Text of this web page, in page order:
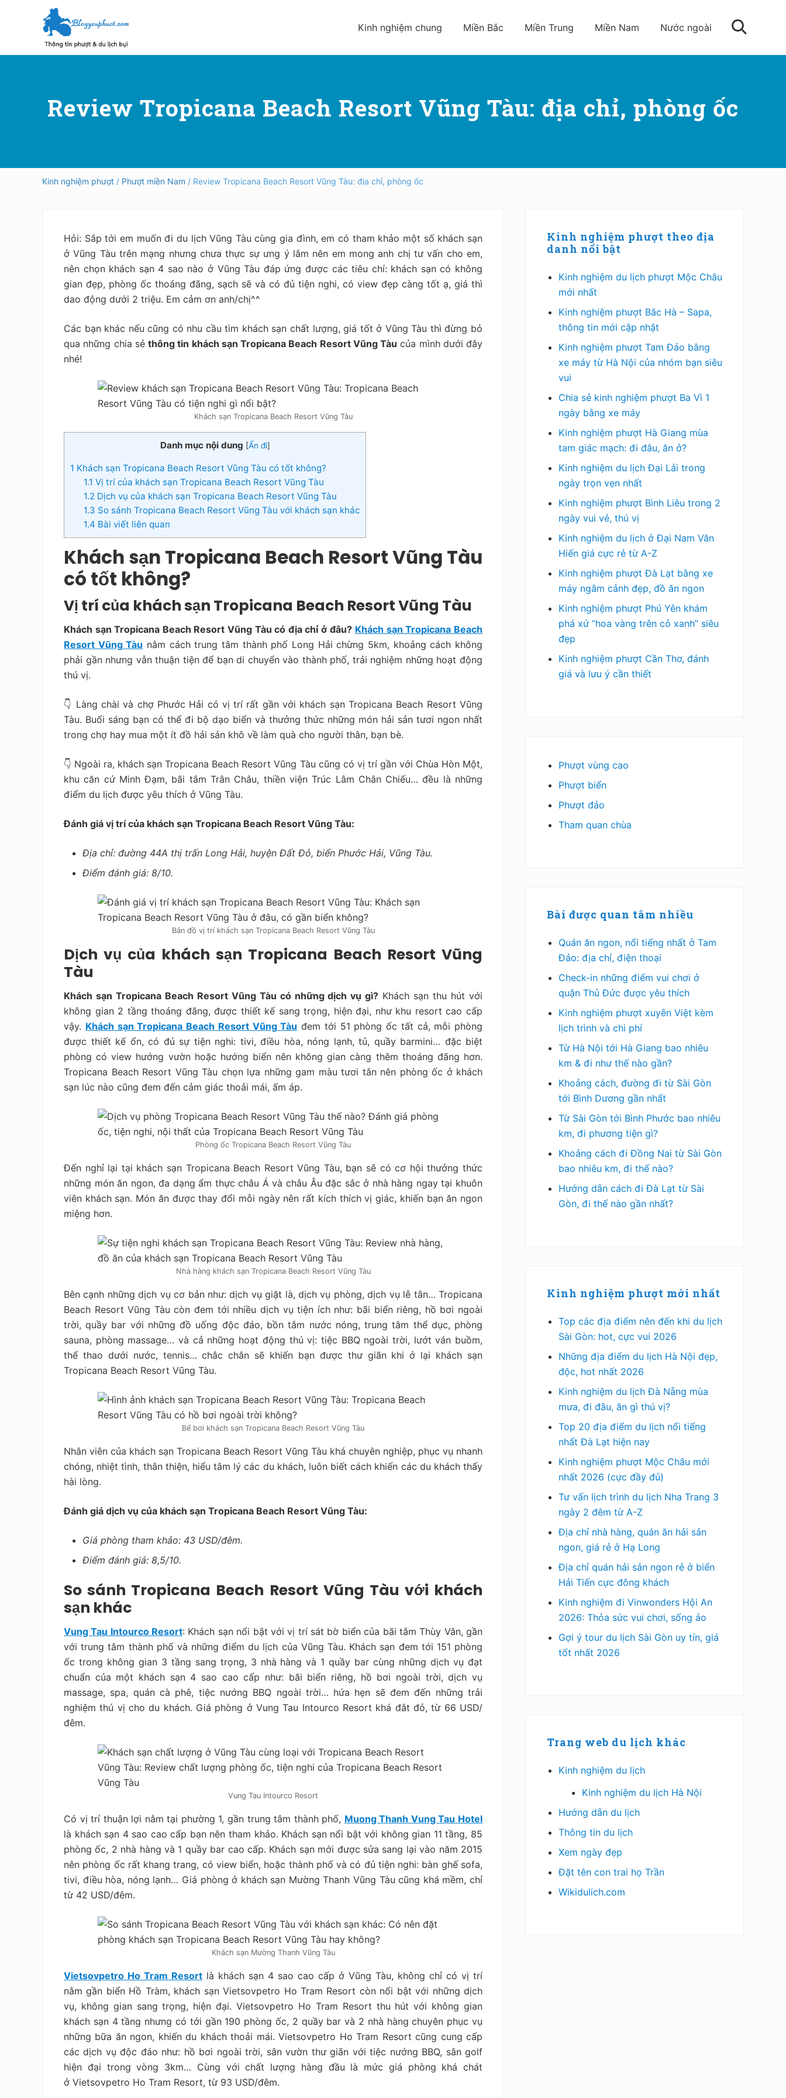
header
content
sidebarHướng
lịch
ngoài
nước
nghiệm,
Kinh nghiệm chung Miền Bắc Miền Trung Miền Nam Nước ngoài
Tìm
Review Tropicana Beach Resort Vũng Tàu: địa chỉ, phòng ốc
Kinh nghiệm phượt / Phượt miền Nam / Review Tropicana Beach Resort Vũng Tàu: địa chỉ, phòng ốc
Hỏi: Sắp tới em muốn đi du lịch Vũng Tàu cùng gia đình, em có tham khảo một số khách sạn
ở Vũng Tàu trên mạng nhưng chưa thực sự ưng ý lắm nên em mong anh chị tư vấn cho em,
nên chọn khách sạn 4 sao nào ở Vũng Tàu đáp ứng được các tiêu chí: khách sạn có không
gian đẹp, phòng ốc thoáng đãng, sạch sẽ và có đủ tiện nghi, có view đẹp càng tốt ạ, giá thì
dao động dưới 2 triệu. Em cảm ơn anh/chị^^
Các bạn khác nếu cũng có nhu cầu tìm khách sạn chất lượng, giá tốt ở Vũng Tàu thì đừng bỏ
qua những chia sẻ thông tin khách sạn Tropicana Beach Resort Vũng Tàu của mình dưới đây
nhé!
Khách sạn Tropicana Beach Resort Vũng Tàu
Danh mục nội dung [Ẩn đi]
1 Khách sạn Tropicana Beach Resort Vũng Tàu có tốt không?
1.1 Vị trí của khách sạn Tropicana Beach Resort Vũng Tàu
1.2 Dịch vụ của khách sạn Tropicana Beach Resort Vũng Tàu
1.3 So sánh Tropicana Beach Resort Vũng Tàu với khách sạn khác
1.4 Bài viết liên quan
Khách sạn Tropicana Beach Resort Vũng Tàu
có tốt không?
Vị trí của khách sạn Tropicana Beach Resort Vũng Tàu
Khách sạn Tropicana Beach Resort Vũng Tàu có địa chỉ ở đâu? Khách sạn Tropicana Beach
Resort Vũng Tàu nằm cách trung tâm thành phố Long Hải chừng 5km, khoảng cách không
phải gần nhưng vẫn thuận tiện để bạn di chuyển vào thành phố, trải nghiệm những hoạt động
thú vị.
👇 Làng chài và chợ Phước Hải có vị trí rất gần với khách sạn Tropicana Beach Resort Vũng
Tàu. Buổi sáng bạn có thể đi bộ dạo biển và thưởng thức những món hải sản tươi ngon nhất
trong chợ hay mua một ít đồ hải sản khô về làm quà cho người thân, bạn bè.
👇 Ngoài ra, khách sạn Tropicana Beach Resort Vũng Tàu cũng có vị trí gần với Chùa Hòn Một,
khu căn cứ Minh Đạm, bãi tắm Trân Châu, thiền viện Trúc Lâm Chân Chiếu… đều là những
điểm du lịch được yêu thích ở Vũng Tàu.
Đánh giá vị trí của khách sạn Tropicana Beach Resort Vũng Tàu:
Địa chỉ: đường 44A thị trấn Long Hải, huyện Đất Đỏ, biển Phước Hải, Vũng Tàu.
Điểm đánh giá: 8/10.
Bản đồ vị trí khách sạn Tropicana Beach Resort Vũng Tàu
Dịch vụ của khách sạn Tropicana Beach Resort Vũng
Tàu
Khách sạn Tropicana Beach Resort Vũng Tàu có những dịch vụ gì? Khách sạn thu hút với
không gian 2 tầng thoáng đãng, được thiết kế sang trọng, hiện đại, như khu resort cao cấp
vậy. Khách sạn Tropicana Beach Resort Vũng Tàu đem tới 51 phòng ốc tất cả, mỗi phòng
được thiết kế ổn, có đủ sự tiện nghi: tivi, điều hòa, nóng lạnh, tủ, quầy barmini… đặc biệt
phòng có view hướng vườn hoặc hướng biển nên không gian càng thêm thoáng đãng hơn.
Tropicana Beach Resort Vũng Tàu chọn lựa những gam màu tươi tắn nên phòng ốc ở khách
sạn lúc nào cũng đem đến cảm giác thoải mái, ấm áp.
Phòng ốc Tropicana Beach Resort Vũng Tàu
Đến nghỉ lại tại khách sạn Tropicana Beach Resort Vũng Tàu, bạn sẽ có cơ hội thưởng thức
những món ăn ngon, đa dạng ẩm thực châu Á và châu Âu đặc sắc ở nhà hàng ngay tại khuôn
viên khách sạn. Món ăn được thay đổi mỗi ngày nên rất kích thích vị giác, khiến bạn ăn ngon
miệng hơn.
Nhà hàng khách sạn Tropicana Beach Resort Vũng Tàu
Bên cạnh những dịch vụ cơ bản như: dịch vụ giặt là, dịch vụ phòng, dịch vụ lễ tân… Tropicana
Beach Resort Vũng Tàu còn đem tới nhiều dịch vụ tiện ích như: bãi biển riêng, hồ bơi ngoài
trời, quầy bar với những đồ uống độc đáo, bồn tắm nước nóng, trung tâm thể dục, phòng
sauna, phòng massage… và cả những hoạt động thú vị: tiệc BBQ ngoài trời, lướt ván buồm,
thể thao dưới nước, tennis… chắc chắn sẽ khiến bạn được thư giãn khi ở lại khách sạn
Tropicana Beach Resort Vũng Tàu.
Bể bơi khách sạn Tropicana Beach Resort Vũng Tàu
Nhân viên của khách sạn Tropicana Beach Resort Vũng Tàu khá chuyên nghiệp, phục vụ nhanh
chóng, nhiệt tình, thân thiện, hiểu tâm lý các du khách, luôn biết cách khiến các du khách thấy
hài lòng.
Đánh giá dịch vụ của khách sạn Tropicana Beach Resort Vũng Tàu:
Giá phòng tham khảo: 43 USD/đêm.
Điểm đánh giá: 8,5/10.
So sánh Tropicana Beach Resort Vũng Tàu với khách
sạn khác
Vung Tau Intourco Resort: Khách sạn nổi bật với vị trí sát bờ biển của bãi tắm Thùy Vân, gần
với trung tâm thành phố và những điểm du lịch của Vũng Tàu. Khách sạn đem tới 151 phòng
ốc trong không gian 3 tầng sang trọng, 3 nhà hàng và 1 quầy bar cùng những dịch vụ đạt
chuẩn của một khách sạn 4 sao cao cấp như: bãi biển riêng, hồ bơi ngoài trời, dịch vụ
massage, spa, quán cà phê, tiệc nướng BBQ ngoài trời… hứa hẹn sẽ đem đến những trải
nghiệm thú vị cho du khách. Giá phòng ở Vung Tau Intourco Resort khá đắt đỏ, từ 66 USD/
đêm.
Vung Tau Intourco Resort
Có vị trí thuận lợi nằm tại phường 1, gần trung tâm thành phố, Muong Thanh Vung Tau Hotel
là khách sạn 4 sao cao cấp bạn nên tham khảo. Khách sạn nổi bật với không gian 11 tầng, 85
phòng ốc, 2 nhà hàng và 1 quầy bar cao cấp. Khách sạn mới được sửa sang lại vào năm 2015
nên phòng ốc rất khang trang, có view biển, hoặc thành phố và có đủ tiện nghi: bàn ghế sofa,
tivi, điều hòa, nóng lạnh… Giá phòng ở khách sạn Mường Thanh Vũng Tàu cũng khá mềm, chỉ
từ 42 USD/đêm.
Khách sạn Mường Thanh Vũng Tàu
Vietsovpetro Ho Tram Resort là khách sạn 4 sao cao cấp ở Vũng Tàu, không chỉ có vị trí
nằm gần biển Hồ Tràm, khách sạn Vietsovpetro Ho Tram Resort còn nổi bật với những dịch
vụ, không gian sang trọng, hiện đại. Vietsovpetro Ho Tram Resort thu hút với không gian
khách sạn 4 tầng nhưng có tới gần 190 phòng ốc, 2 quầy bar và 2 nhà hàng chuyên phục vụ
những bữa ăn ngon, khiến du khách thoải mái. Vietsovpetro Ho Tram Resort cũng cung cấp
các dịch vụ độc đáo như: hồ bơi ngoài trời, sân vườn thư giãn với tiệc nướng BBQ, sân golf
hiện đại trong vòng 3km… Cùng với chất lượng hàng đầu là mức giá phòng khá chát
ở Vietsovpetro Ho Tram Resort, từ 93 USD/đêm.
chính
Kinh nghiệm phượt theo địa
danh nổi bật
Kinh nghiệm du lịch phượt Mộc Châu
mới nhất
Kinh nghiệm phượt Bắc Hà – Sapa,
thông tin mới cập nhật
Kinh nghiệm phượt Tam Đảo bằng
xe máy từ Hà Nội của nhóm bạn siêu
vui
Chia sẻ kinh nghiệm phượt Ba Vì 1
ngày bằng xe máy
Kinh nghiệm phượt Hà Giang mùa
tam giác mạch: đi đâu, ăn ở?
Kinh nghiệm du lịch Đại Lải trong
ngày trọn vẹn nhất
Kinh nghiệm phượt Bình Liêu trong 2
ngày vui vẻ, thú vị
Kinh nghiệm du lịch ở Đại Nam Văn
Hiến giá cực rẻ từ A-Z
Kinh nghiệm phượt Đà Lạt bằng xe
máy ngắm cảnh đẹp, đồ ăn ngon
Kinh nghiệm phượt Phú Yên khám
phá xứ “hoa vàng trên cỏ xanh” siêu
đẹp
Kinh nghiệm phượt Cần Thơ, đánh
giá và lưu ý cần thiết
Phượt vùng cao
Phượt biển
Phượt đảo
Tham quan chùa
Bài được quan tâm nhiều
Quán ăn ngon, nổi tiếng nhất ở Tam
Đảo: địa chỉ, điện thoại
Check-in những điểm vui chơi ở
quận Thủ Đức được yêu thích
Kinh nghiệm phượt xuyên Việt kèm
lịch trình và chi phí
Từ Hà Nội tới Hà Giang bao nhiêu
km & đi như thế nào gần?
Khoảng cách, đường đi từ Sài Gòn
tới Bình Dương gần nhất
Từ Sài Gòn tới Bình Phước bao nhiêu
km, đi phương tiện gì?
Khoảng cách đi Đồng Nai từ Sài Gòn
bao nhiêu km, đi thế nào?
Hướng dẫn cách đi Đà Lạt từ Sài
Gòn, đi thế nào gần nhất?
Kinh nghiệm phượt mới nhất
Top các địa điểm nên đến khi du lịch
Sài Gòn: hot, cực vui 2026
Những địa điểm du lịch Hà Nội đẹp,
độc, hot nhất 2026
Kinh nghiệm du lịch Đà Nẵng mùa
mưa, đi đâu, ăn gì thú vị?
Top 20 địa điểm du lịch nổi tiếng
nhất Đà Lạt hiện nay
Kinh nghiệm phượt Mộc Châu mới
nhất 2026 (cực đầy đủ)
Tư vấn lịch trình du lịch Nha Trang 3
ngày 2 đêm từ A-Z
Địa chỉ nhà hàng, quán ăn hải sản
ngon, giá rẻ ở Hạ Long
Địa chỉ quán hải sản ngon rẻ ở biển
Hải Tiến cực đông khách
Kinh nghiệm đi Vinwonders Hội An
2026: Thỏa sức vui chơi, sống ảo
Gợi ý tour du lịch Sài Gòn uy tín, giá
tốt nhất 2026
Trang web du lịch khác
Kinh nghiệm du lịch
Kinh nghiệm du lịch Hà Nội
Hướng dẫn du lịch
Thông tin du lịch
Xem ngày đẹp
Đặt tên con trai họ Trần
Wikidulich.com